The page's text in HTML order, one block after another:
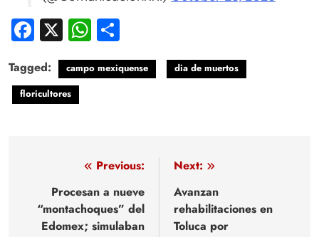
Facebook
X WhatsApp
Tagged: campo mexiquense
dia de muertos
floricultores
Navegación
entradas
Previous:
Procesan a nueve
“montachoques” del
Edomex; simulaban
Next:
Avanzan
rehabilitaciones en
Toluca por